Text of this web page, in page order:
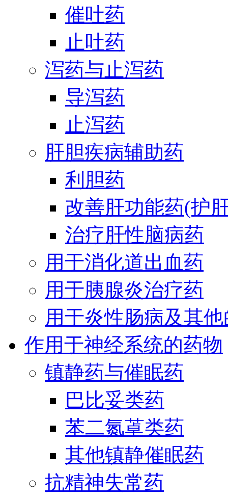
催吐药
止吐药
泻药与止泻药
导泻药
止泻药
肝胆疾病辅助药
利胆药
改善肝功能药(护
治疗肝性脑病药
用于消化道出血药
用于胰腺炎治疗药
用于炎性肠病及其
作用于神经系统的药物
镇静药与催眠药
巴比妥类药
苯二氮䓬类药
其他镇静催眠药
抗精神失常药